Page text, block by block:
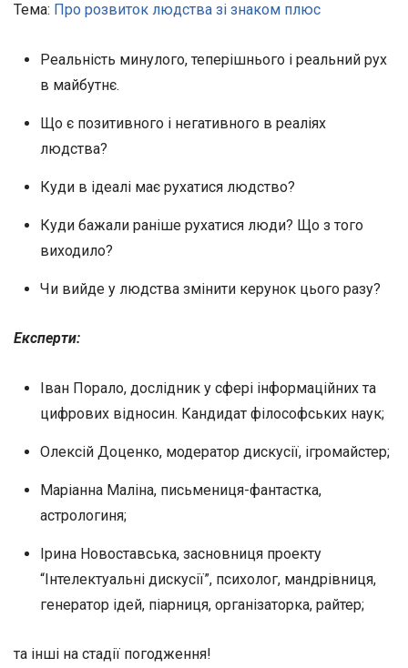
Тема: Про розвиток людства зі знаком плюс
Реальність минулого, теперішнього і реальний рух
в майбутнє.
Що є позитивного і негативного в реаліях
людства?
Куди в ідеалі має рухатися людство?
Куди бажали раніше рухатися люди? Що з того
виходило?
Чи вийде у людства змінити керунок цього разу?
Експерти:
Іван Порало, дослідник у сфері інформаційних та
цифрових відносин. Кандидат філософських наук;
Олексій Доценко, модератор дискусії, ігромайстер;
Маріанна Маліна, письмениця-фантастка,
астрологиня;
Ірина Новоставська, засновниця проекту
“Інтелектуальні дискусії”, психолог, мандрівниця,
генератор ідей, піарниця, організаторка, райтер;
та інші на стадії погодження!